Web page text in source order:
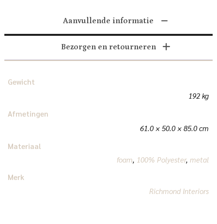
Aanvullende informatie
Bezorgen en retourneren
Gewicht
192 kg
Afmetingen
61.0 × 50.0 × 85.0 cm
Materiaal
foam, 100% Polyester,metal
Merk
Richmond Interiors